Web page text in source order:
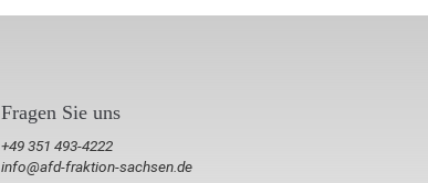
Fragen Sie uns
+49 351 493-4222
info@afd-fraktion-sachsen.de